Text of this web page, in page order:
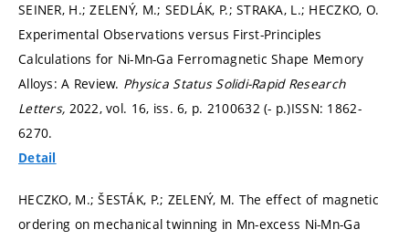
SEINER, H.; ZELENÝ, M.; SEDLÁK, P.; STRAKA, L.; HECZKO, O.
Experimental Observations versus First-Principles
Calculations for Ni-Mn-Ga Ferromagnetic Shape Memory
Alloys: A Review. Physica Status Solidi-Rapid Research
Letters, 2022, vol. 16, iss. 6, p. 2100632 (- p.)ISSN: 1862-
6270.
Detail
HECZKO, M.; ŠESTÁK, P.; ZELENÝ, M. The effect of magnetic
ordering on mechanical twinning in Mn-excess Ni-Mn-Ga